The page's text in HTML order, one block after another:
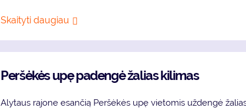
Skaityti daugiau
Peršėkės upę padengė žalias kilimas
Alytaus rajone esančią Peršėkės upę vietomis uždengė